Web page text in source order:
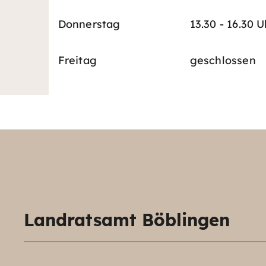
Donnerstag 13.30 - 16.30
Freitag geschlossen
Landratsamt Böblingen